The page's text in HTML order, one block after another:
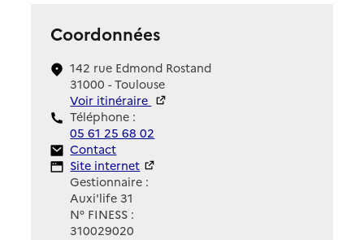
Coordonnées
142 rue Edmond Rostand
31000 - Toulouse
Voir itinéraire
Téléphone :
05 61 25 68 02
Contact
Contact
Site Internet
Site internet
Gestionnaire :
Auxi'life 31
N° FINESS :
310029020